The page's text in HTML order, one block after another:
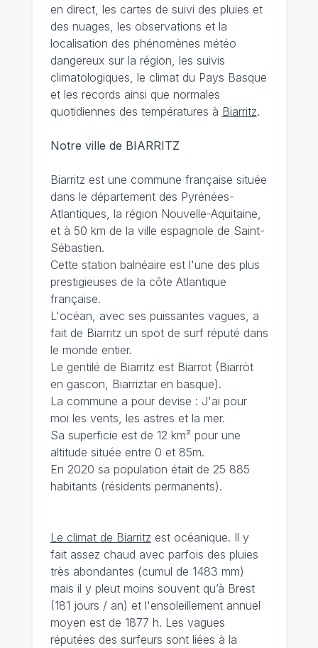
en direct, les cartes de suivi des pluies et
des nuages, les observations et la
localisation des phénomènes météo
dangereux sur la région, les suivis
climatologiques, le climat du Pays Basque
et les records ainsi que normales
quotidiennes des températures à Biarritz.
Notre ville de BIARRITZ
Biarritz est une commune française située
dans le département des Pyrénées-
Atlantiques, la région Nouvelle-Aquitaine,
et à 50 km de la ville espagnole de Saint-
Sébastien.
Cette station balnéaire est l'une des plus
prestigieuses de la côte Atlantique
française.
L'océan, avec ses puissantes vagues, a
fait de Biarritz un spot de surf réputé dans
le monde entier.
Le gentilé de Biarritz est Biarrot (Biarròt
en gascon, Biarriztar en basque).
La commune a pour devise : J'ai pour
moi les vents, les astres et la mer.
Sa superficie est de 12 km² pour une
altitude située entre 0 et 85m.
En 2020 sa population était de 25 885
habitants (résidents permanents).
Le climat de Biarritz est océanique. Il y
fait assez chaud avec parfois des pluies
très abondantes (cumul de 1483 mm)
mais il y pleut moins souvent qu’à Brest
(181 jours / an) et l'ensoleillement annuel
moyen est de 1877 h. Les vagues
réputées des surfeurs sont liées à la